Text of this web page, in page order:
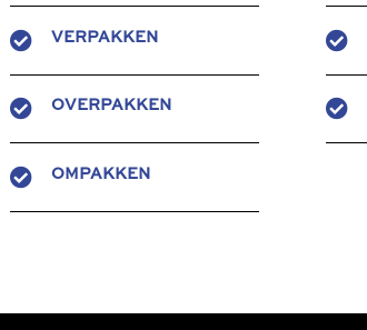
 VERPAKKEN
 OVERPAKKEN
 OMPAKKEN

